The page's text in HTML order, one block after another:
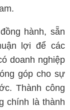
hành, sẵn
lợi để các
doanh nghiệp
góp cho sự
Thành công
chính là thành